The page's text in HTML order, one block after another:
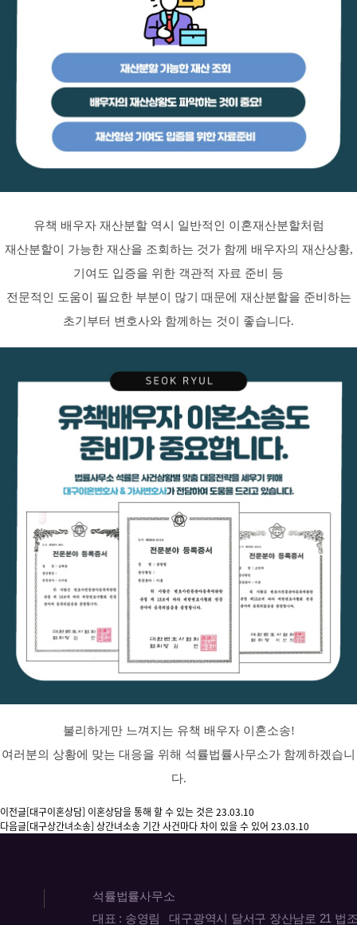
유책 배우자 재산분할 역시 일반적인 이혼재산분할처럼
재산분할이 가능한 재산을 조회하는 것가 함께 배우자의 재산상황,
기여도 입증을 위한 객관적 자료 준비 등
전문적인 도움이 필요한 부분이 많기 때문에 재산분할을 준비하는
초기부터 변호사와 함께하는 것이 좋습니다.
불리하게만 느껴지는 유책 배우자 이혼소송!
여러분의 상황에 맞는 대응을 위해 석률법률사무소가 함께하겠습니
다.
이전글[대구이혼상담] 이혼상담을 통해 할 수 있는 것은23.03.10
다음글[대구상간녀소송] 상간녀소송 기간 사건마다 차이 있을 수 있어 23.03.10
석률법률사무소
대표 : 송영림 대구광역시 달서구 장산남로 21 법